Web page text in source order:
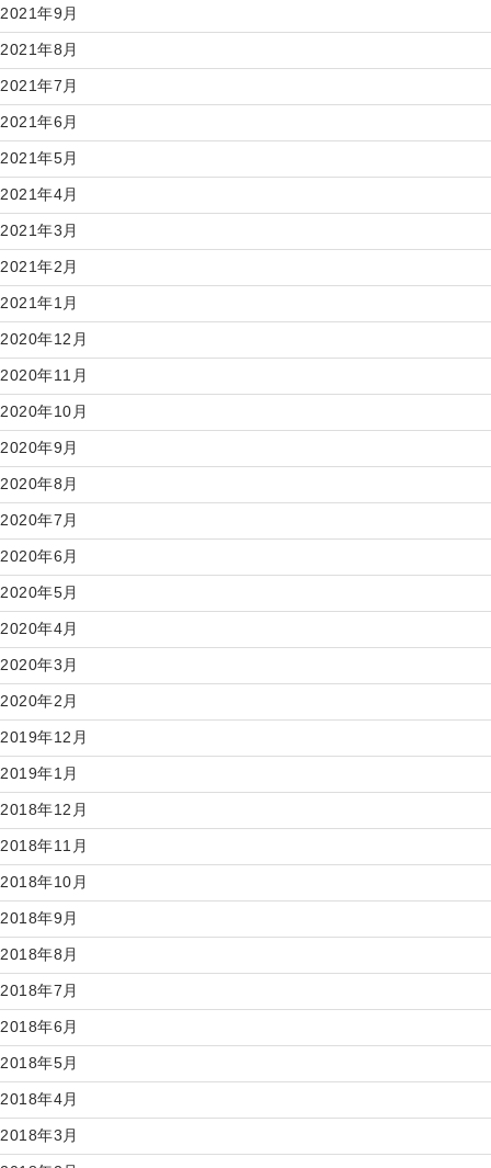
2021年9月
2021年8月
2021年7月
2021年6月
2021年5月
2021年4月
2021年3月
2021年2月
2021年1月
2020年12月
2020年11月
2020年10月
2020年9月
2020年8月
2020年7月
2020年6月
2020年5月
2020年4月
2020年3月
2020年2月
2019年12月
2019年1月
2018年12月
2018年11月
2018年10月
2018年9月
2018年8月
2018年7月
2018年6月
2018年5月
2018年4月
2018年3月